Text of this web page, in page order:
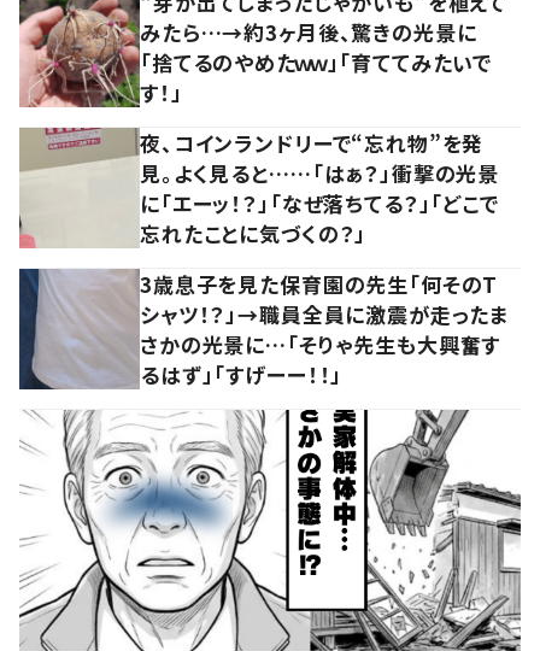
みたら…→約3ヶ月後、驚きの光景に
「捨てるのやめたｗｗ」「育ててみたいで
す！」
夜、コインランドリーで“忘れ物”を発
見。よく見ると……「はぁ？」衝撃の光景
に「エーッ！？」「なぜ落ちてる？」「どこで
忘れたことに気づくの？」
3歳息子を見た保育園の先生「何そのT
シャツ！？」→職員全員に激震が走ったま
さかの光景に…「そりゃ先生も大興奮す
るはず」「すげーー！！」